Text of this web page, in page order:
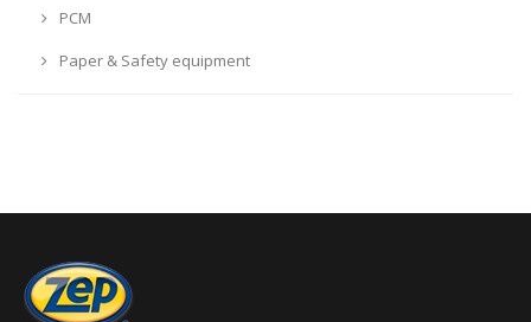
PCM
Paper & Safety equipment